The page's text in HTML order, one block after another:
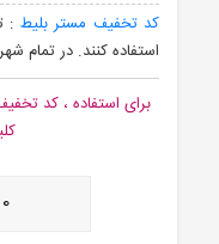
کد تخفیف مستر بلیط :
استفاده کنند. در تمام
برای استفاده ، کد